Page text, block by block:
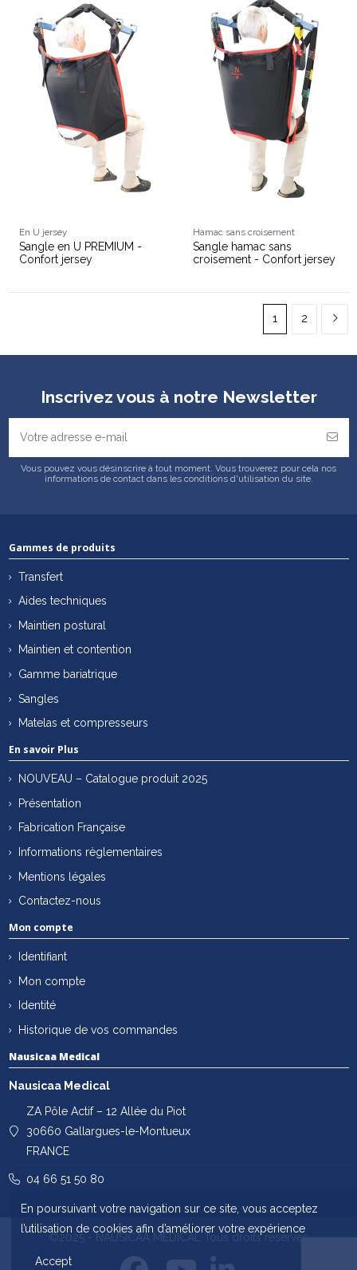
En U jersey
Sangle en U PREMIUM -
Confort jersey
Hamac sans croisement
Sangle hamac sans
croisement - Confort jersey
1 2
Inscrivez vous à notre Newsletter
Vous pouvez vous désinscrire à tout moment. Vous trouverez pour cela nos
informations de contact dans les conditions d'utilisation du site.
Gammes de produits
Transfert
Aides techniques
Maintien postural
Maintien et contention
Gamme bariatrique
Sangles
Matelas et compresseurs
En savoir Plus
NOUVEAU – Catalogue produit 2025
Présentation
Fabrication Française
Informations règlementaires
Mentions légales
Contactez-nous
Mon compte
Identifiant
Mon compte
Identité
Historique de vos commandes
Nausicaa Medical
Nausicaa Medical
ZA Pôle Actif – 12 Allée du Piot
30660 Gallargues-le-Montueux
FRANCE
04 66 51 50 80
©2025 - NAUSICAA MÉDICAL Tous droits réservés
En poursuivant votre navigation sur ce site, vous acceptez
l’utilisation de cookies afin d’améliorer votre expérience
Accept